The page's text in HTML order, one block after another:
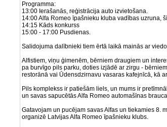
Programma:
13:00 Ierašanās, reģistrācija auto izvietošana.
14:00 Alfa Romeo īpašnieku kluba vadības uzruna,
14:15 Kāds konkurss
15:00 - 17:00 Pusdienas.
Salidojuma dalībnieki tiem ērtā laikā mainās ar
Alfistiem, viņu ģimenēm, bērniem draugiem un
pa burvīgo pils parku, doties izjādē ar zirgu -
restorānā vai Ūdensdzirnavu vasaras kafejnīcā, kā
Pils komplekss ir patiešām liels, un mums ir
un savas sapucētās Alfa Romeo automašīnas
Gatavojam un pucējam savas Alfas un tiekamies 8.
organizē Latvijas Alfa Romeo īpašnieku klubs.